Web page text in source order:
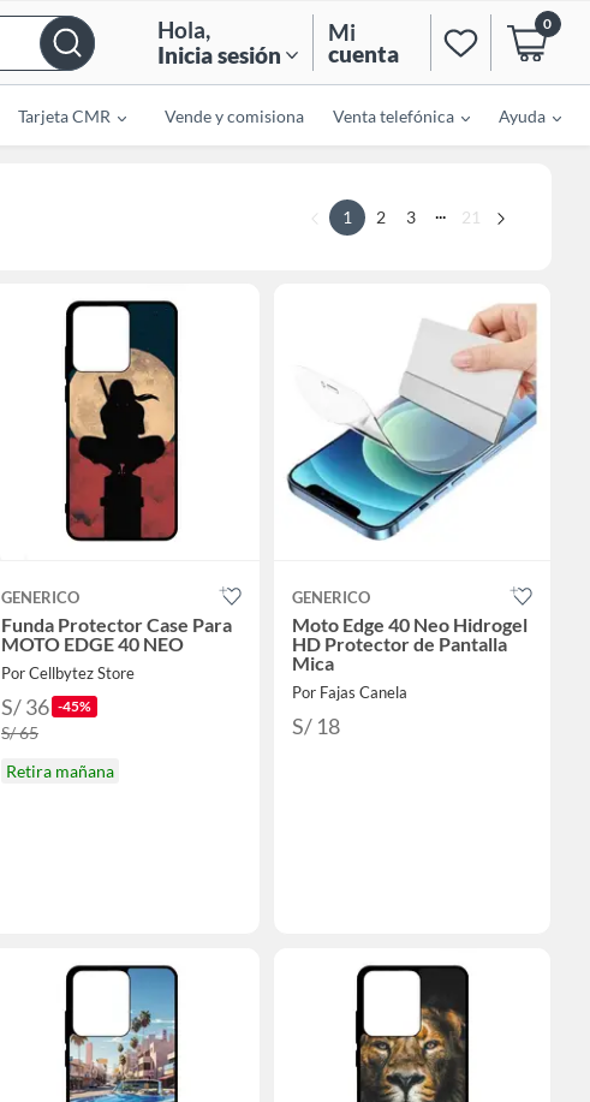
Hola,
Inicia sesión
Mi
cuenta
0
Tarjeta CMR Vende y comisiona Venta telefónica Ayuda
1 2 3 ... 21
GENERICO
Funda Protector Case Para
MOTO EDGE 40 NEO
Por Cellbytez Store
S/ 36 -45%
S/ 65
Retira mañana
GENERICO
Moto Edge 40 Neo Hidrogel
HD Protector de Pantalla
Mica
Por Fajas Canela
S/ 18